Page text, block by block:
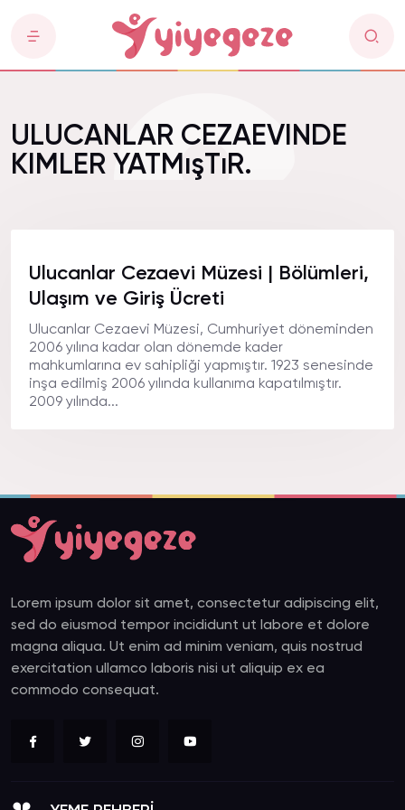
ULUCANLAR CEZAEVINDE
KIMLER YATMışTıR.
Ulucanlar Cezaevi Müzesi | Bölümleri,
Ulaşım ve Giriş Ücreti
Ulucanlar Cezaevi Müzesi, Cumhuriyet döneminden
2006 yılına kadar olan dönemde kader
mahkumlarına ev sahipliği yapmıştır. 1923 senesinde
inşa edilmiş 2006 yılında kullanıma kapatılmıştır.
2009 yılında...
Lorem ipsum dolor sit amet, consectetur adipiscing elit,
sed do eiusmod tempor incididunt ut labore et dolore
magna aliqua. Ut enim ad minim veniam, quis nostrud
exercitation ullamco laboris nisi ut aliquip ex ea
commodo consequat.